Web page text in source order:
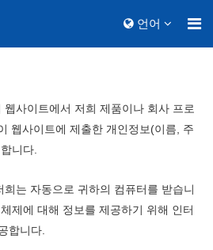
언어
사이트에서 저희 제품이나 회사 프로
웹사이트에 제출한 개인정보(이름, 주
니다.
는 자동으로 귀하의 컴퓨터를 받습니
제에 대해 정보를 제공하기 위해 인터
합니다.